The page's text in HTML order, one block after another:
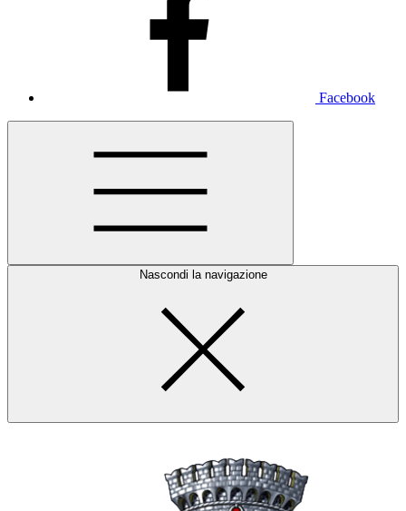
Facebook
Nascondi la navigazione